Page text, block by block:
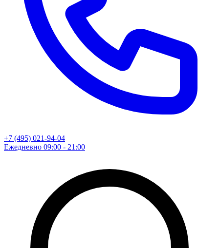
+7 (495) 021-94-04
Ежедневно 09:00 - 21:00